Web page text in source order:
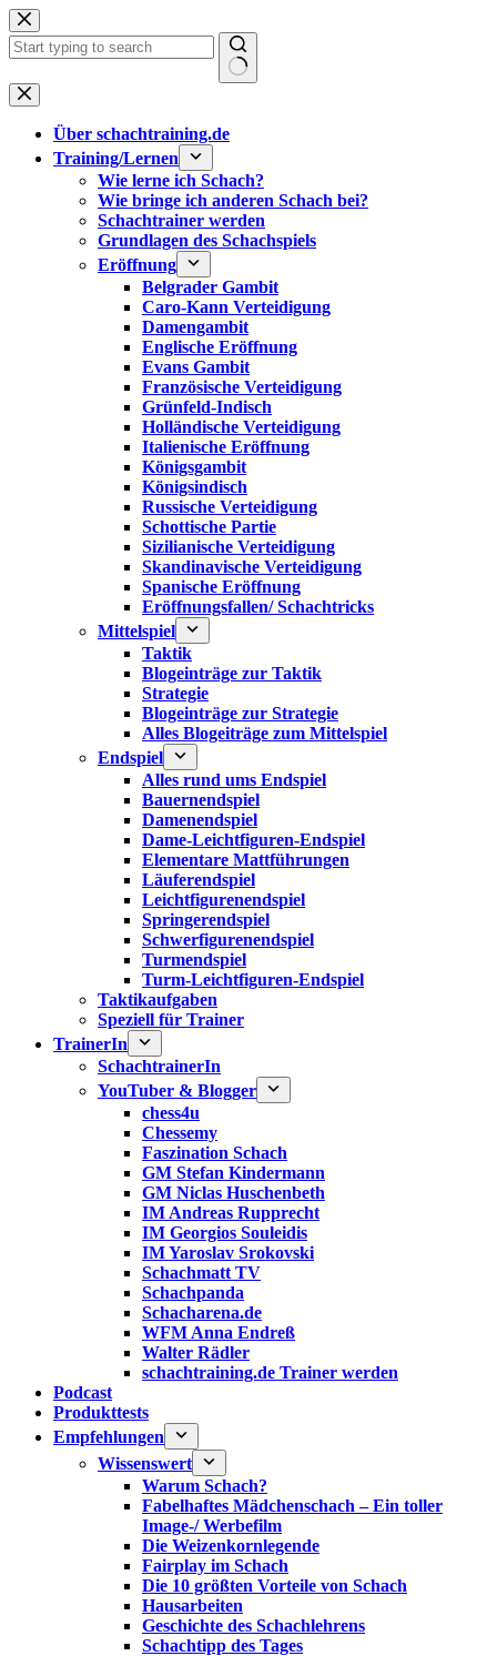
Zum
Inhalt
springen
Keine
Ergebnisse
Über schachtraining.de
Training/Lernen
Wie lerne ich Schach?
Wie bringe ich anderen Schach bei?
Schachtrainer werden
Grundlagen des Schachspiels
Eröffnung
Belgrader Gambit
Caro-Kann Verteidigung
Damengambit
Englische Eröffnung
Evans Gambit
Französische Verteidigung
Grünfeld-Indisch
Holländische Verteidigung
Italienische Eröffnung
Königsgambit
Königsindisch
Russische Verteidigung
Schottische Partie
Sizilianische Verteidigung
Skandinavische Verteidigung
Spanische Eröffnung
Eröffnungsfallen/ Schachtricks
Mittelspiel
Taktik
Blogeinträge zur Taktik
Strategie
Blogeinträge zur Strategie
Alles Blogeiträge zum Mittelspiel
Endspiel
Alles rund ums Endspiel
Bauernendspiel
Damenendspiel
Dame-Leichtfiguren-Endspiel
Elementare Mattführungen
Läuferendspiel
Leichtfigurenendspiel
Springerendspiel
Schwerfigurenendspiel
Turmendspiel
Turm-Leichtfiguren-Endspiel
Taktikaufgaben
Speziell für Trainer
TrainerIn
SchachtrainerIn
YouTuber & Blogger
chess4u
Chessemy
Faszination Schach
GM Stefan Kindermann
GM Niclas Huschenbeth
IM Andreas Rupprecht
IM Georgios Souleidis
IM Yaroslav Srokovski
Schachmatt TV
Schachpanda
Schacharena.de
WFM Anna Endreß
Walter Rädler
schachtraining.de Trainer werden
Podcast
Produkttests
Empfehlungen
Wissenswert
Warum Schach?
Fabelhaftes Mädchenschach – Ein toller
Image-/ Werbefilm
Die Weizenkornlegende
Fairplay im Schach
Die 10 größten Vorteile von Schach‎
Hausarbeiten
Geschichte des Schachlehrens
Schachtipp des Tages